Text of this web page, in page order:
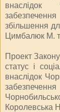
внаслідок
збільшення
Цимбалюк М.
Проект
статус і
внаслідок
Королевська